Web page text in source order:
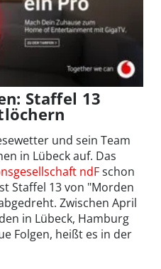
Staffel 13
und sein Team
in Lübeck auf. Das
ndFschon
Staffel 13 von "Morden
Zwischen April
in Lübeck, Hamburg
Folgen, heißt es in der